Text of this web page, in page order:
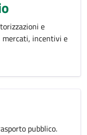
e
incentivi e
pubblico.